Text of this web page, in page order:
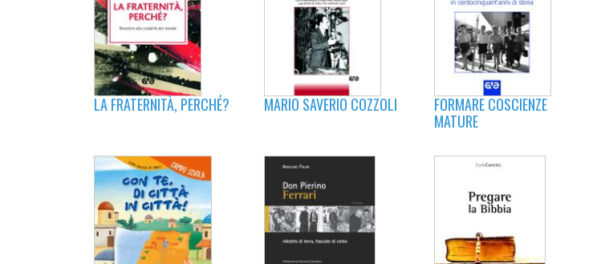
LA FRATERNITÀ, PERCHÉ? MARIO SAVERIO COZZOLI
FORMARE COSCIENZE
MATURE